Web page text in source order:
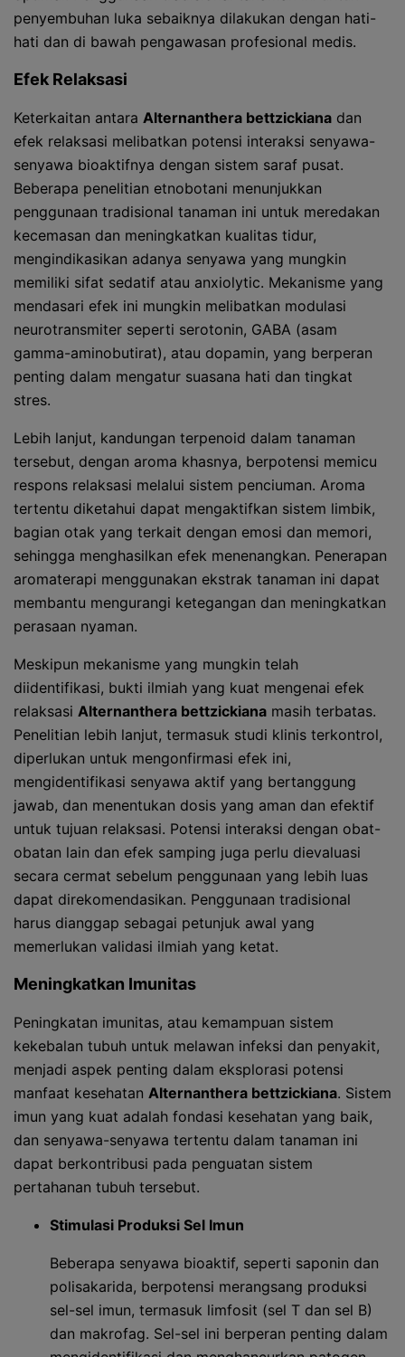
penyembuhan luka sebaiknya dilakukan dengan hati-
hati dan di bawah pengawasan profesional medis.
Efek Relaksasi
Keterkaitan antara Alternanthera bettzickiana dan
efek relaksasi melibatkan potensi interaksi senyawa-
senyawa bioaktifnya dengan sistem saraf pusat.
Beberapa penelitian etnobotani menunjukkan
penggunaan tradisional tanaman ini untuk meredakan
kecemasan dan meningkatkan kualitas tidur,
mengindikasikan adanya senyawa yang mungkin
memiliki sifat sedatif atau anxiolytic. Mekanisme yang
mendasari efek ini mungkin melibatkan modulasi
neurotransmiter seperti serotonin, GABA (asam
gamma-aminobutirat), atau dopamin, yang berperan
penting dalam mengatur suasana hati dan tingkat
stres.
Lebih lanjut, kandungan terpenoid dalam tanaman
tersebut, dengan aroma khasnya, berpotensi memicu
respons relaksasi melalui sistem penciuman. Aroma
tertentu diketahui dapat mengaktifkan sistem limbik,
bagian otak yang terkait dengan emosi dan memori,
sehingga menghasilkan efek menenangkan. Penerapan
aromaterapi menggunakan ekstrak tanaman ini dapat
membantu mengurangi ketegangan dan meningkatkan
perasaan nyaman.
Meskipun mekanisme yang mungkin telah
diidentifikasi, bukti ilmiah yang kuat mengenai efek
relaksasi Alternanthera bettzickiana masih terbatas.
Penelitian lebih lanjut, termasuk studi klinis terkontrol,
diperlukan untuk mengonfirmasi efek ini,
mengidentifikasi senyawa aktif yang bertanggung
jawab, dan menentukan dosis yang aman dan efektif
untuk tujuan relaksasi. Potensi interaksi dengan obat-
obatan lain dan efek samping juga perlu dievaluasi
secara cermat sebelum penggunaan yang lebih luas
dapat direkomendasikan. Penggunaan tradisional
harus dianggap sebagai petunjuk awal yang
memerlukan validasi ilmiah yang ketat.
Meningkatkan Imunitas
Peningkatan imunitas, atau kemampuan sistem
kekebalan tubuh untuk melawan infeksi dan penyakit,
menjadi aspek penting dalam eksplorasi potensi
manfaat kesehatan Alternanthera bettzickiana. Sistem
imun yang kuat adalah fondasi kesehatan yang baik,
dan senyawa-senyawa tertentu dalam tanaman ini
dapat berkontribusi pada penguatan sistem
pertahanan tubuh tersebut.
Stimulasi Produksi Sel Imun
Beberapa senyawa bioaktif, seperti saponin dan
polisakarida, berpotensi merangsang produksi
sel-sel imun, termasuk limfosit (sel T dan sel B)
dan makrofag. Sel-sel ini berperan penting dalam